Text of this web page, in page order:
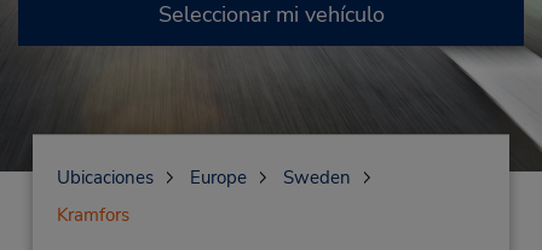
Seleccionar mi vehículo
Ubicaciones Europe
Sweden
Kramfors